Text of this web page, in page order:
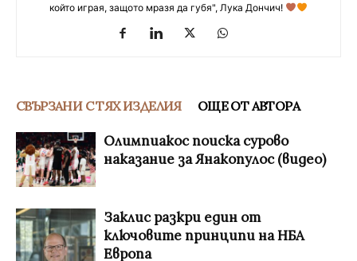
който играя, защото мразя да губя", Лука Дончич!
СВЪРЗАНИ С ТЯХ ИЗДЕЛИЯ ОЩЕ ОТ АВТОРА
Олимпиакос поиска сурово
наказание за Янакопулос (видео)
Заклис разкри един от
ключовите принципи на НБА
Европа